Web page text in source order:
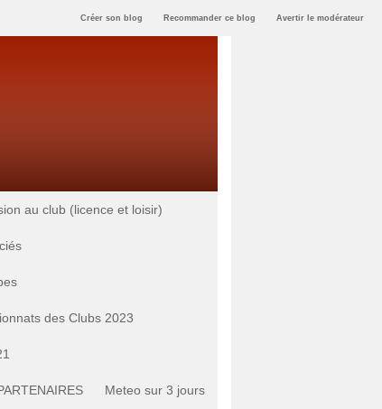
Créer son blog Recommander ce blog Avertir le modérateur
au club (licence et loisir)
des Clubs 2023
Meteo sur 3 jours